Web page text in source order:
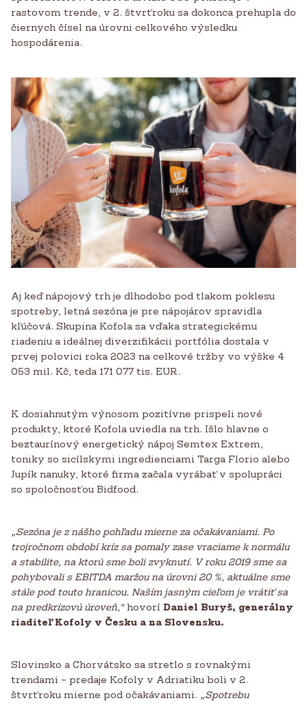
rastovom trende, v 2. štvrťroku sa dokonca prehupla do
čiernych čísel na úrovni celkového výsledku
hospodárenia.
Aj keď nápojový trh je dlhodobo pod tlakom poklesu
spotreby, letná sezóna je pre nápojárov spravidla
kľúčová. Skupina Kofola sa vďaka strategickému
riadeniu a ideálnej diverzifikácii portfólia dostala v
prvej polovici roka 2023 na celkové tržby vo výške 4
053 mil. Kč, teda 171 077 tis. EUR.
K dosiahnutým výnosom pozitívne prispeli nové
produkty, ktoré Kofola uviedla na trh. Išlo hlavne o
beztaurínový energetický nápoj Semtex Extrem,
toniky so sicílskymi ingredienciami Targa Florio alebo
Jupík nanuky, ktoré firma začala vyrábať v spolupráci
so spoločnosťou Bidfood.
„Sezóna je z nášho pohľadu mierne za očakávaniami. Po
trojročnom období kríz sa pomaly zase vraciame k normálu
a stabilite, na ktorú sme boli zvyknutí. V roku 2019 sme sa
pohybovali s EBITDA maržou na úrovni 20 %, aktuálne sme
stále pod touto hranicou. Naším jasným cieľom je vrátiť sa
na predkrízovú úroveň,“hovorí Daniel Buryš, generálny
riaditeľ Kofoly v Česku a na Slovensku.
Slovinsko a Chorvátsko sa stretlo s rovnakými
trendami – predaje Kofoly v Adriatiku boli v 2.
štvrťroku mierne pod očakávaniami. „Spotrebu